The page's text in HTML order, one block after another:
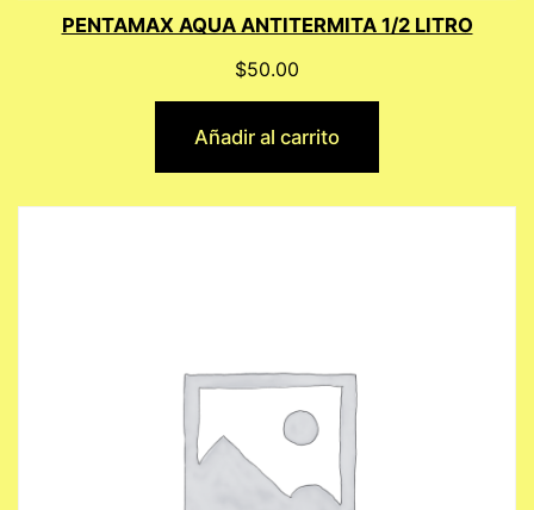
PENTAMAX AQUA ANTITERMITA 1/2 LITRO
$50.00
Añadir al carrito